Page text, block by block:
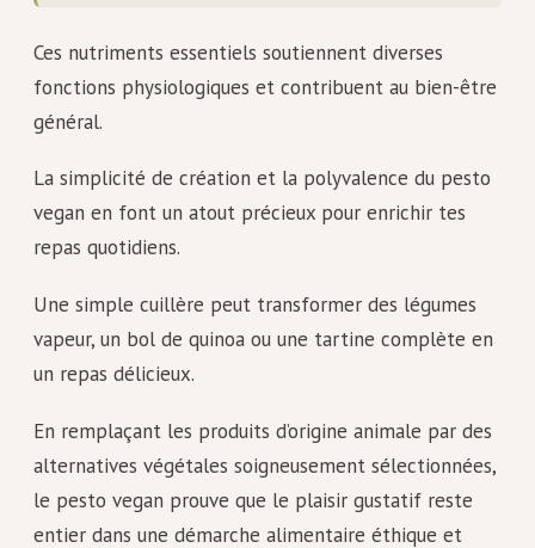
Ces nutriments essentiels soutiennent diverses
fonctions physiologiques et contribuent au bien-être
général.
La simplicité de création et la polyvalence du pesto
vegan en font un atout précieux pour enrichir tes
repas quotidiens.
Une simple cuillère peut transformer des légumes
vapeur, un bol de quinoa ou une tartine complète en
un repas délicieux.
En remplaçant les produits d’origine animale par des
alternatives végétales soigneusement sélectionnées,
le pesto vegan prouve que le plaisir gustatif reste
entier dans une démarche alimentaire éthique et